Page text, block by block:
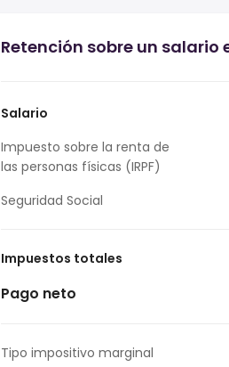
Retención sobre un
Salario
Impuesto sobre la renta de
las personas físicas (IRPF)
Seguridad Social
Impuestos totales
Pago neto
Tipo impositivo marginal